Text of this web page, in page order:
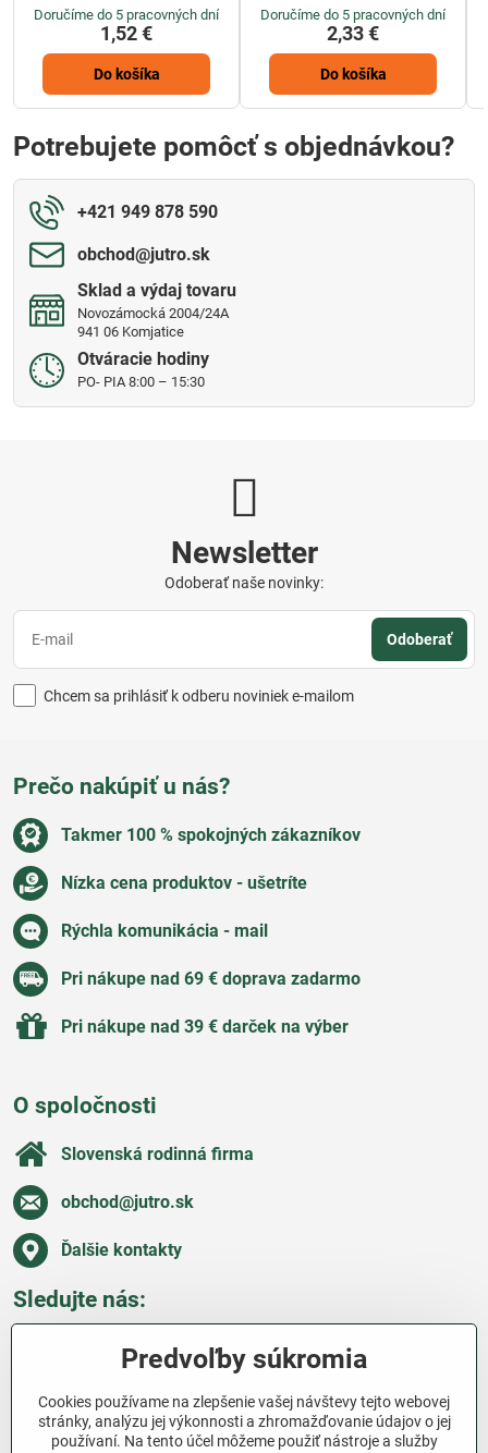
Doručíme do 5 pracovných dní
1,52 €
Do košíka
Doručíme do 5 pracovných dní
2,33 €
Do košíka
Potrebujete pomôcť s objednávkou?
+421 949 878 590
obchod​@jutro​.sk
Sklad a výdaj tovaru
Novozámocká 2004/24A
941 06 Komjatice
Otváracie hodiny
PO- PIA 8:00 – 15:30
Newsletter
Odoberať naše novinky:
Odoberať
Chcem sa prihlásiť k odberu noviniek e-mailom
Prečo nakúpiť u nás?
Takmer 100 % spokojných zákazníkov
Nízka cena produktov - ušetríte
Rýchla komunikácia - mail
Pri nákupe nad 69 € doprava zadarmo
Pri nákupe nad 39 € darček na výber
O spoločnosti
Slovenská rodinná firma
obchod​@jutro​.sk
Ďalšie kontakty
Sledujte nás:
Všetko o nákupe
Predvoľby súkromia
Cookies používame na zlepšenie vašej návštevy tejto webovej
stránky, analýzu jej výkonnosti a zhromažďovanie údajov o jej
používaní. Na tento účel môžeme použiť nástroje a služby